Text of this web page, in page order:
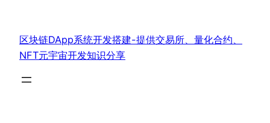
区块链DApp系统开发搭建-提供交易所、量化合约、
NFT元宇宙开发知识分享